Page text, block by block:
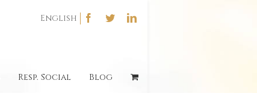
English
Resp. Social Blog